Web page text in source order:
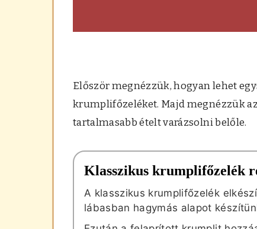
Először megnézzük, hogyan lehet
krumplifőzeléket. Majd megnézzük
tartalmasabb ételt varázsolni belőle.
Klasszikus krumplifőzelék
A klasszikus krumplifőzelék
lábasban hagymás alapot